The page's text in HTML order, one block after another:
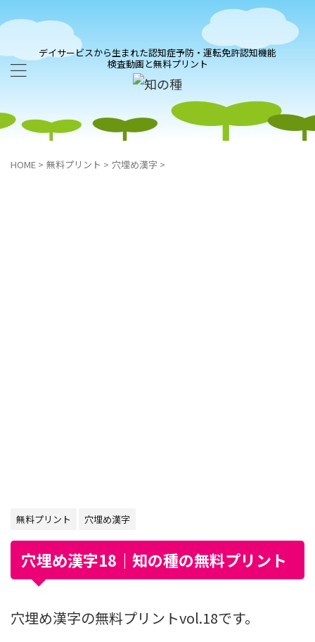
デイサービスから生まれた認知症予防・運転免許認知機能
検査動画と無料プリント
HOME > 無料プリント > 穴埋め漢字 >
無料プリント 穴埋め漢字
穴埋め漢字18｜知の種の無料プリント
穴埋め漢字の無料プリントvol.18です。